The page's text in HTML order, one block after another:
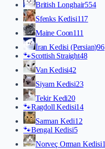
British Longhair554
Sfenks Kedisi117
Maine Coon111
İran Kedisi (Persian)96
🐾Scottish Straight48
Van Kedisi42
Siyam Kedisi23
Tekir Kedi20
🐾Ragdoll Kedisi14
Sarman Kedi12
🐾Bengal Kedisi5
Norveç Orman Kedisi1